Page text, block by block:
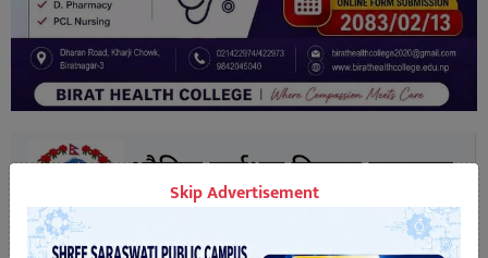
Skip Advertisement